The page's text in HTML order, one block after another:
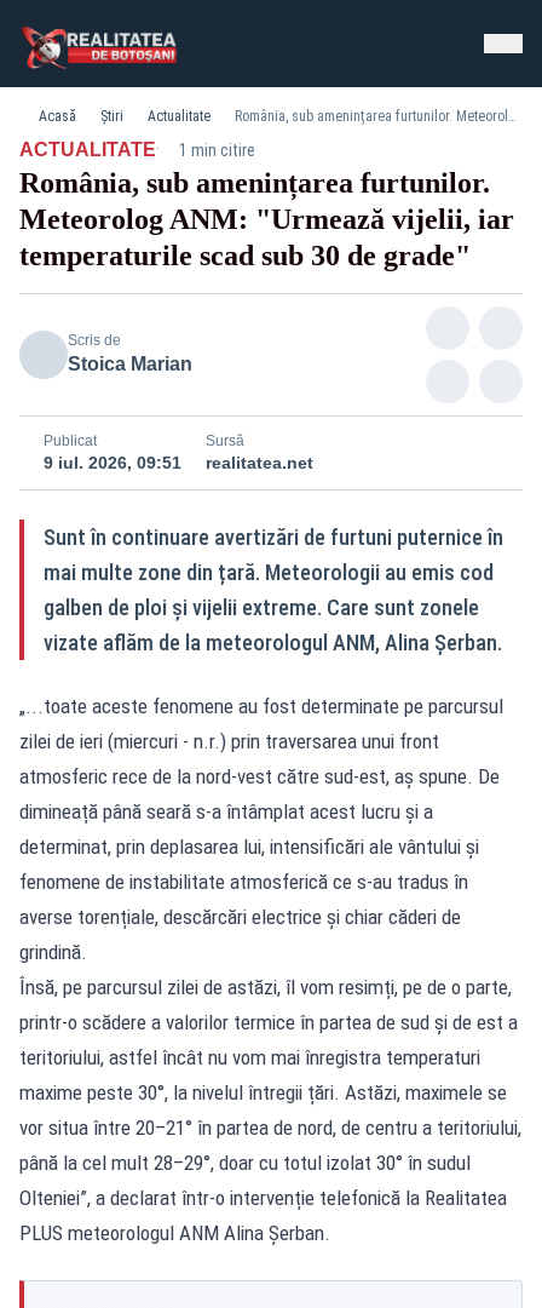
Acasă Știri Actualitate România, sub amenințarea furtunilor. Meteorolog ANM: "Urmează vijelii, iar temperaturile scad sub 30 de grade"
ACTUALITATE· 1 min citire
România, sub amenințarea furtunilor.
Meteorolog ANM: "Urmează vijelii, iar
temperaturile scad sub 30 de grade"
Scris de
Stoica Marian
Publicat
9 iul. 2026, 09:51
Sursă
realitatea.net
Sunt în continuare avertizări de furtuni puternice în
mai multe zone din țară. Meteorologii au emis cod
galben de ploi și vijelii extreme. Care sunt zonele
vizate aflăm de la meteorologul ANM, Alina Șerban.
„...toate aceste fenomene au fost determinate pe parcursul
zilei de ieri (miercuri - n.r.) prin traversarea unui front
atmosferic rece de la nord-vest către sud-est, aș spune. De
dimineață până seară s-a întâmplat acest lucru și a
determinat, prin deplasarea lui, intensificări ale vântului și
fenomene de instabilitate atmosferică ce s-au tradus în
averse torențiale, descărcări electrice și chiar căderi de
grindină.
Însă, pe parcursul zilei de astăzi, îl vom resimți, pe de o parte,
printr-o scădere a valorilor termice în partea de sud și de est a
teritoriului, astfel încât nu vom mai înregistra temperaturi
maxime peste 30°, la nivelul întregii țări. Astăzi, maximele se
vor situa între 20–21° în partea de nord, de centru a teritoriului,
până la cel mult 28–29°, doar cu totul izolat 30° în sudul
Olteniei”, a declarat într-o intervenție telefonică la Realitatea
PLUS meteorologul ANM Alina Șerban.